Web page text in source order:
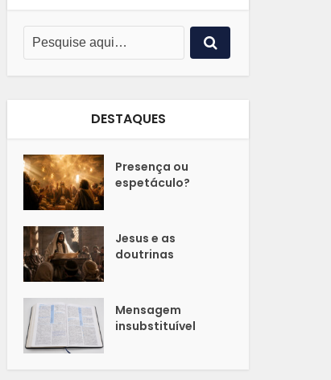
DESTAQUES
Presença ou
espetáculo?
Jesus e as
doutrinas
Mensagem
insubstituível